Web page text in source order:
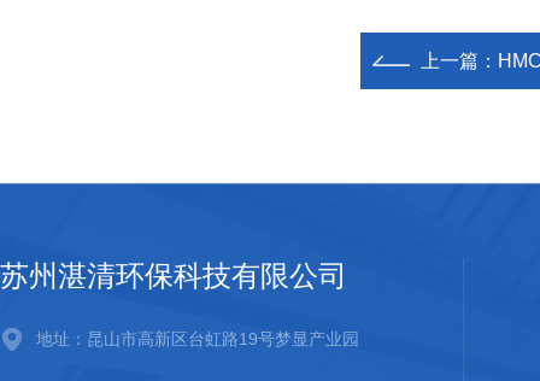
上一篇：
苏州湛清环保科技有限公司
地址：昆山市高新区台虹路19号梦显产业园